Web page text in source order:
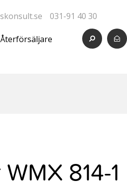
031-91 40 30
Återförsäljare
814-1